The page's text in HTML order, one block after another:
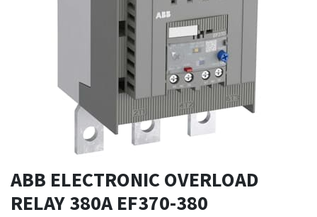
ABB ELECTRONIC OVERLOAD
RELAY 380A EF370-380